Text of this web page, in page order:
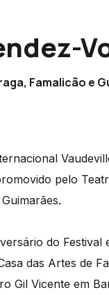
Famalicão e
pelo
do
das Artes de
Gil Vicente em